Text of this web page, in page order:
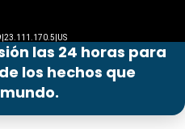
las 24 horas para
los hechos que